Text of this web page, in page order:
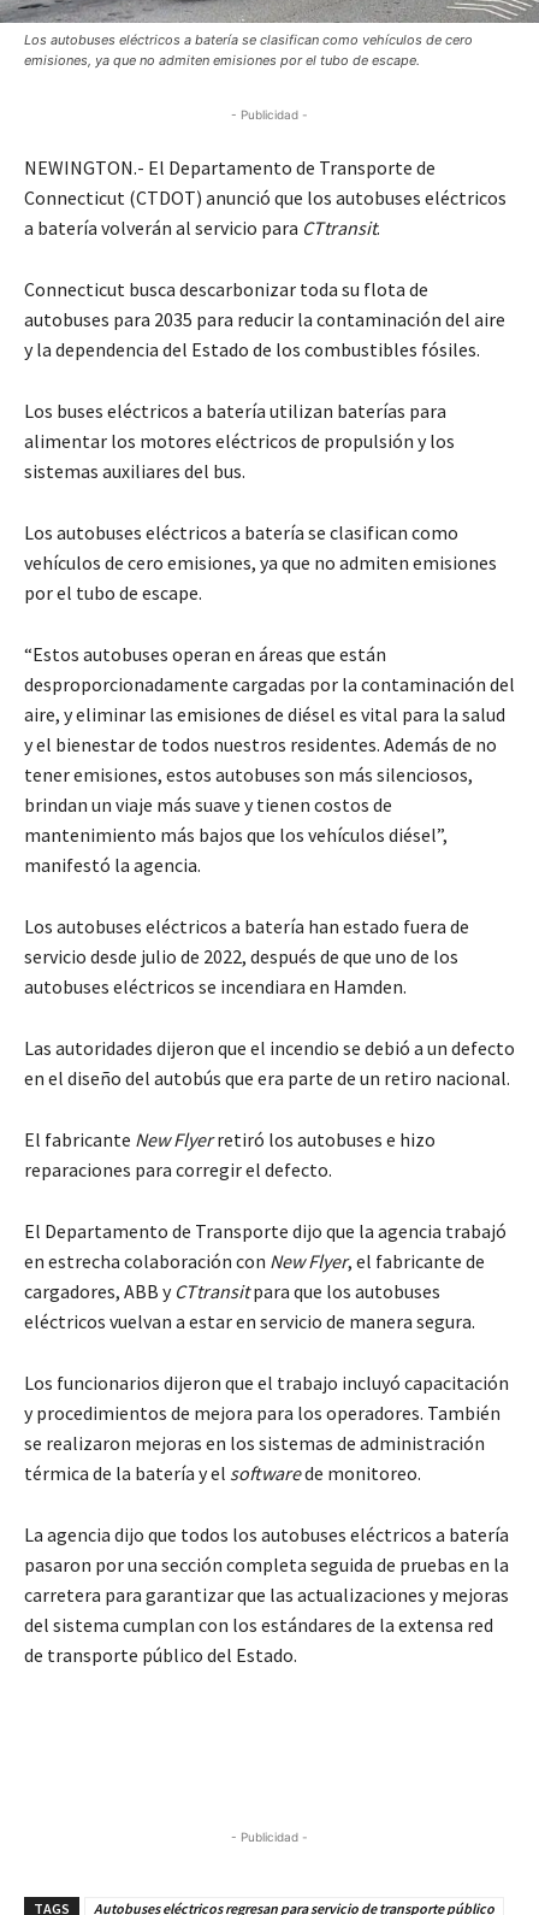
Los autobuses eléctricos a batería se clasifican como vehículos de cero
emisiones, ya que no admiten emisiones por el tubo de escape.
- Publicidad -
NEWINGTON.- El Departamento de Transporte de
Connecticut (CTDOT) anunció que los autobuses eléctricos
a batería volverán al servicio para CTtransit.
Connecticut busca descarbonizar toda su flota de
autobuses para 2035 para reducir la contaminación del aire
y la dependencia del Estado de los combustibles fósiles.
Los buses eléctricos a batería utilizan baterías para
alimentar los motores eléctricos de propulsión y los
sistemas auxiliares del bus.
Los autobuses eléctricos a batería se clasifican como
vehículos de cero emisiones, ya que no admiten emisiones
por el tubo de escape.
“Estos autobuses operan en áreas que están
desproporcionadamente cargadas por la contaminación del
aire, y eliminar las emisiones de diésel es vital para la salud
y el bienestar de todos nuestros residentes. Además de no
tener emisiones, estos autobuses son más silenciosos,
brindan un viaje más suave y tienen costos de
mantenimiento más bajos que los vehículos diésel”,
manifestó la agencia.
Los autobuses eléctricos a batería han estado fuera de
servicio desde julio de 2022, después de que uno de los
autobuses eléctricos se incendiara en Hamden.
Las autoridades dijeron que el incendio se debió a un defecto
en el diseño del autobús que era parte de un retiro nacional.
El fabricante New Flyerretiró los autobuses e hizo
reparaciones para corregir el defecto.
El Departamento de Transporte dijo que la agencia trabajó
en estrecha colaboración con New Flyer, el fabricante de
cargadores, ABB y CTtransitpara que los autobuses
eléctricos vuelvan a estar en servicio de manera segura.
Los funcionarios dijeron que el trabajo incluyó capacitación
y procedimientos de mejora para los operadores. También
se realizaron mejoras en los sistemas de administración
térmica de la batería y el softwarede monitoreo.
La agencia dijo que todos los autobuses eléctricos a batería
pasaron por una sección completa seguida de pruebas en la
carretera para garantizar que las actualizaciones y mejoras
del sistema cumplan con los estándares de la extensa red
de transporte público del Estado.
- Publicidad -
TAGS Autobuses eléctricos regresan para servicio de transporte público